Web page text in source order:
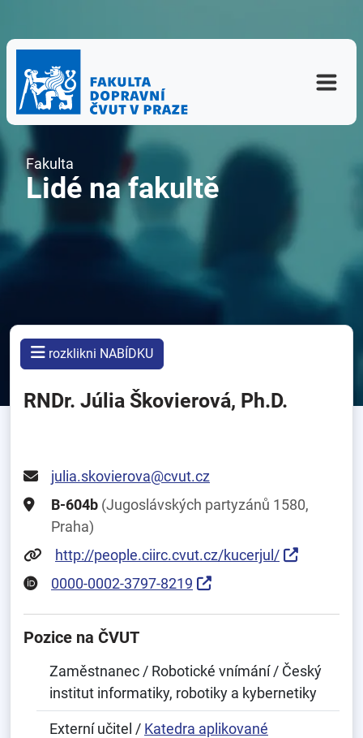
Fakulta
Lidé na fakultě
rozklikni NABÍDKU
RNDr. Júlia Škovierová, Ph.D.
julia.skovierova@cvut.cz
B-604b (Jugoslávských partyzánů 1580,
Praha)
http://people.ciirc.cvut.cz/kucerjul/
0000-0002-3797-8219
Pozice na ČVUT
Zaměstnanec / Robotické vnímání / Český
institut informatiky, robotiky a kybernetiky
Externí učitel / Katedra aplikované